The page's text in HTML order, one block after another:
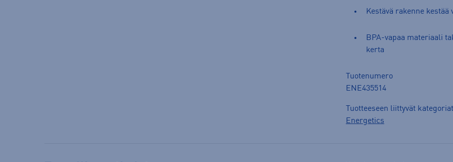
Kestävä rakenne
BPA-vapaa materiaali
kerta
Tuotenumero
ENE435514
Tuotteeseen liittyvät kategoriat
Energetics